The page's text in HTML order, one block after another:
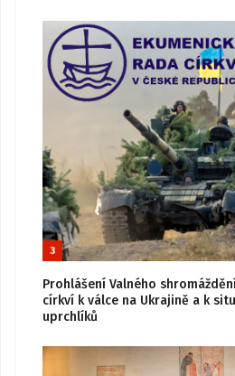
3
Prohlášení Valného
církví k válce na Ukrajině a k
uprchlíků